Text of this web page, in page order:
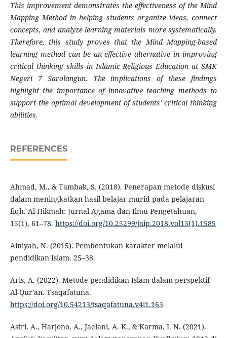
This improvement demonstrates the effectiveness of the Mind
Mapping Method in helping students organize ideas, connect
concepts, and analyze learning materials more systematically.
Therefore, this study proves that the Mind Mapping-based
learning method can be an effective alternative in improving
critical thinking skills in Islamic Religious Education at SMK
Negeri 7 Sarolangun. The implications of these findings
highlight the importance of innovative teaching methods to
support the optimal development of students' critical thinking
abilities.
REFERENCES
Ahmad, M., & Tambak, S. (2018). Penerapan metode diskusi
dalam meningkatkan hasil belajar murid pada pelajaran
fiqh. Al-Hikmah: Jurnal Agama dan Ilmu Pengetahuan,
15(1), 61–78. https://doi.org/10.25299/jaip.2018.vol15(1).1585
Ainiyah, N. (2015). Pembentukan karakter melalui
pendidikan Islam. 25–38.
Aris, A. (2022). Metode pendidikan Islam dalam perspektif
Al-Qur'an. Tsaqafatuna.
https://doi.org/10.54213/tsaqafatuna.v4i1.163
Astri, A., Harjono, A., Jaelani, A. K., & Karma, I. N. (2021).